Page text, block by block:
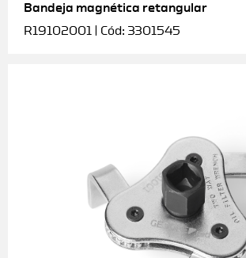
Bandeja magnética retangular
R19102001 | Cód: 3301545